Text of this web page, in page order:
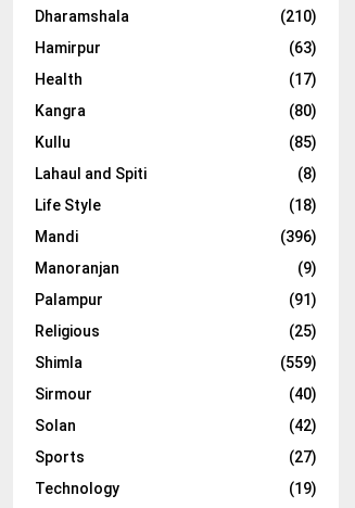
Dharamshala
(210)
Hamirpur
(63)
Health
(17)
Kangra
(80)
Kullu
(85)
Lahaul and Spiti
(8)
Life Style
(18)
Mandi
(396)
Manoranjan
(9)
Palampur
(91)
Religious
(25)
Shimla
(559)
Sirmour
(40)
Solan
(42)
Sports
(27)
Technology
(19)